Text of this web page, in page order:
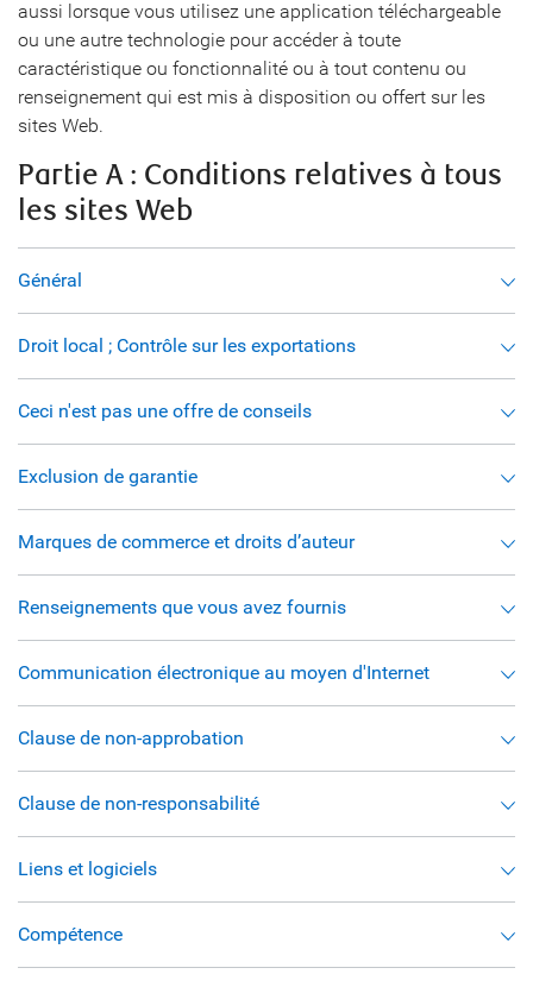
aussi lorsque vous utilisez une application téléchargeable
ou une autre technologie pour accéder à toute
caractéristique ou fonctionnalité ou à tout contenu ou
renseignement qui est mis à disposition ou offert sur les
sites Web.
Partie A : Conditions relatives à tous
les sites Web
Général
Droit local ; Contrôle sur les exportations
Ceci n'est pas une offre de conseils
Exclusion de garantie
Marques de commerce et droits d’auteur
Renseignements que vous avez fournis
Communication électronique au moyen d'Internet
Clause de non-approbation
Clause de non-responsabilité
Liens et logiciels
Compétence